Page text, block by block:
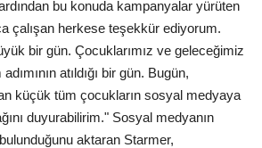
bu konuda kampanyalar yürüten
çalışan herkese teşekkür ediyorum.
bir gün. Çocuklarımız ve geleceğimiz
atıldığı bir gün. Bugün,
küçük tüm çocukların sosyal medyaya
duyurabilirim." Sosyal medyanın
aktaran Starmer,